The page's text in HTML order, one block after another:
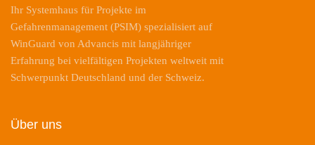
Ihr Systemhaus für Projekte im
Gefahrenmanagement (PSIM) spezialisiert auf
WinGuard von Advancis mit langjähriger
Erfahrung bei vielfältigen Projekten weltweit mit
Schwerpunkt Deutschland und der Schweiz.
Über uns